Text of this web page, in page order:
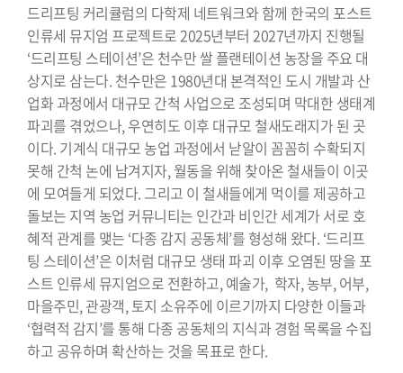
드리프팅 커리큘럼의 다학제 네트워크와 함께 한국의 포스트
인류세 뮤지엄 프로젝트로 2025년부터 2027년까지 진행될
‘드리프팅 스테이션’은 천수만 쌀 플랜테이션 농장을 주요 대
상지로 삼는다. 천수만은 1980년대 본격적인 도시 개발과 산
업화 과정에서 대규모 간척 사업으로 조성되며 막대한 생태계
파괴를 겪었으나, 우연히도 이후 대규모 철새도래지가 된 곳
이다. 기계식 대규모 농업 과정에서 낟알이 꼼꼼히 수확되지
못해 간척 논에 남겨지자, 월동을 위해 찾아온 철새들이 이곳
에 모여들게 되었다. 그리고 이 철새들에게 먹이를 제공하고
돌보는 지역 농업 커뮤니티는 인간과 비인간 세계가 서로 호
혜적 관계를 맺는 ‘다종 감지 공동체’를 형성해 왔다. ‘드리프
팅 스테이션’은 이처럼 대규모 생태 파괴 이후 오염된 땅을 포
스트 인류세 뮤지엄으로 전환하고, 예술가, 학자, 농부, 어부,
마을주민, 관광객, 토지 소유주에 이르기까지 다양한 이들과
‘협력적 감지’를 통해 다종 공동체의 지식과 경험 목록을 수집
하고 공유하며 확산하는 것을 목표로 한다.